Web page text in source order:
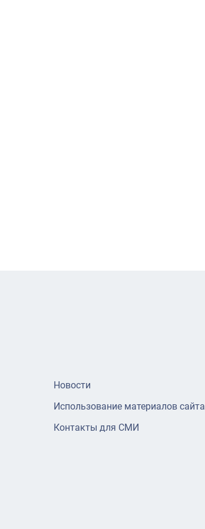
Новости
Использование материалов сайта
Контакты для СМИ